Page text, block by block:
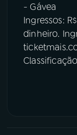
- Gávea
Ingressos:
dinheiro.